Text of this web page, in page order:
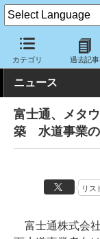
カテゴリ 過去記事
クラウド Watch ト
ニュース
富士通、メタ
築 水道事業の
リス
富士通株式会